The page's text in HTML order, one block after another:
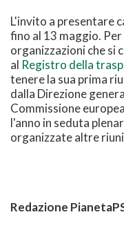
L'invito a presentare
fino al 13 maggio.
organizzazioni che si
al Registro della
tenere la sua prima
dalla Direzione
Commissione
l'anno in seduta
organizzate altre
Redazione